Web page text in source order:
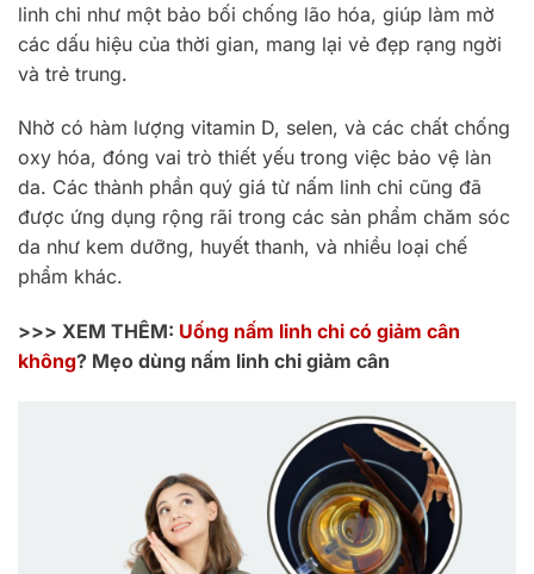
linh chi như một bảo bối chống lão hóa, giúp làm mờ
các dấu hiệu của thời gian, mang lại vẻ đẹp rạng ngời
và trẻ trung.
Nhờ có hàm lượng vitamin D, selen, và các chất chống
oxy hóa, đóng vai trò thiết yếu trong việc bảo vệ làn
da. Các thành phần quý giá từ nấm linh chi cũng đã
được ứng dụng rộng rãi trong các sản phẩm chăm sóc
da như kem dưỡng, huyết thanh, và nhiều loại chế
phẩm khác.
>>> XEM THÊM: Uống nấm linh chi có giảm cân
không? Mẹo dùng nấm linh chi giảm cân